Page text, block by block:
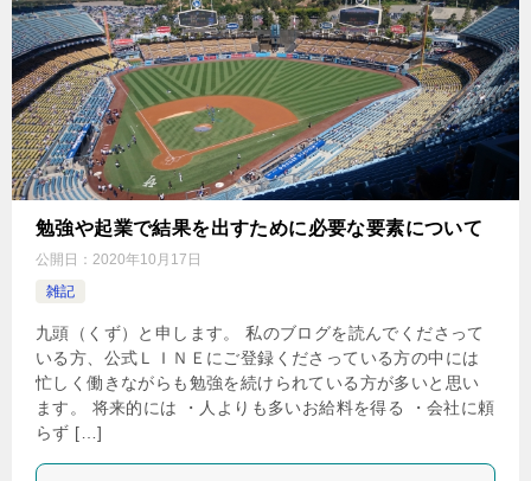
勉強や起業で結果を出すために必要な要素について
公開日： 2020年10月17日
雑記
九頭（くず）と申します。 私のブログを読んでくださって
いる方、公式ＬＩＮＥにご登録くださっている方の中には
忙しく働きながらも勉強を続けられている方が多いと思い
ます。 将来的には ・人よりも多いお給料を得る ・会社に頼
らず […]